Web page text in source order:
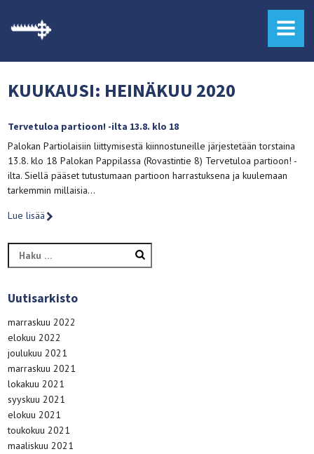
MENU
KUUKAUSI: HEINÄKUU 2020
Tervetuloa partioon! -ilta 13.8. klo 18
Palokan Partiolaisiin liittymisestä kiinnostuneille järjestetään torstaina
13.8. klo 18 Palokan Pappilassa (Rovastintie 8) Tervetuloa partioon! -
ilta. Siellä pääset tutustumaan partioon harrastuksena ja kuulemaan
tarkemmin millaisia…
Lue lisää
Haku:
Uutisarkisto
marraskuu 2022
elokuu 2022
joulukuu 2021
marraskuu 2021
lokakuu 2021
syyskuu 2021
elokuu 2021
toukokuu 2021
maaliskuu 2021